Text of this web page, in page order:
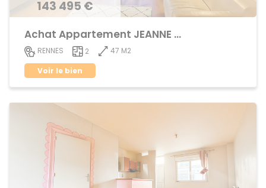
143 495 €
Achat Appartement JEANNE d'ARC - BEAULIEU
RENNES 2
47 M2
Voir le bien